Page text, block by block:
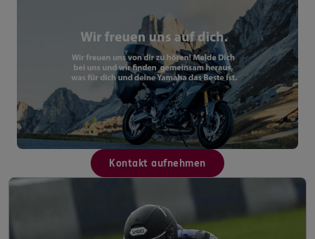
Kontakt aufnehmen